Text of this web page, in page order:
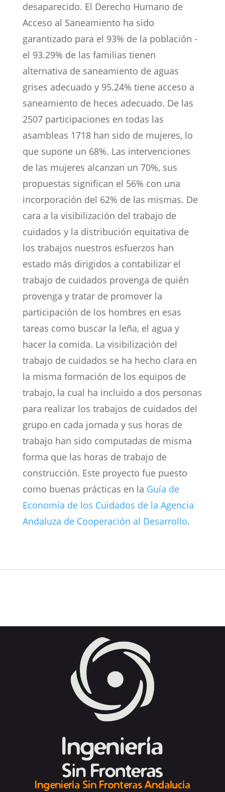
desaparecido. El Derecho Humano de
Acceso al Saneamiento ha sido
garantizado para el 93% de la población -
el 93.29% de las familias tienen
alternativa de saneamiento de aguas
grises adecuado y 95.24% tiene acceso a
saneamiento de heces adecuado. De las
2507 participaciones en todas las
asambleas 1718 han sido de mujeres, lo
que supone un 68%. Las intervenciones
de las mujeres alcanzan un 70%, sus
propuestas significan el 56% con una
incorporación del 62% de las mismas. De
cara a la visibilización del trabajo de
cuidados y la distribución equitativa de
los trabajos nuestros esfuerzos han
estado más dirigidos a contabilizar el
trabajo de cuidados provenga de quién
provenga y tratar de promover la
participación de los hombres en esas
tareas como buscar la leña, el agua y
hacer la comida. La visibilización del
trabajo de cuidados se ha hecho clara en
la misma formación de los equipos de
trabajo, la cual ha incluido a dos personas
para realizar los trabajos de cuidados del
grupo en cada jornada y sus horas de
trabajo han sido computadas de misma
forma que las horas de trabajo de
construcción. Este proyecto fue puesto
como buenas prácticas en la Guía de
Economía de los Cuidados de la Agencia
Andaluza de Cooperación al Desarrollo.
Ingeniería Sin Fronteras Andalucía